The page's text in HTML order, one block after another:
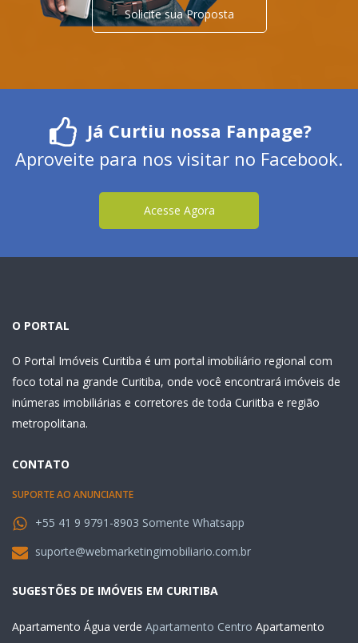
Solicite sua Proposta
Já Curtiu nossa Fanpage?
Aproveite para nos visitar no Facebook.
Acesse Agora
O PORTAL
O Portal Imóveis Curitiba é um portal imobiliário regional com
foco total na grande Curitiba, onde você encontrará imóveis de
inúmeras imobiliárias e corretores de toda Curiitba e região
metropolitana.
CONTATO
SUPORTE AO ANUNCIANTE
+55 41 9 9791-8903 Somente Whatsapp
suporte@webmarketingimobiliario.com.br
SUGESTÕES DE IMÓVEIS EM CURITIBA
Apartamento Água verde Apartamento Centro Apartamento